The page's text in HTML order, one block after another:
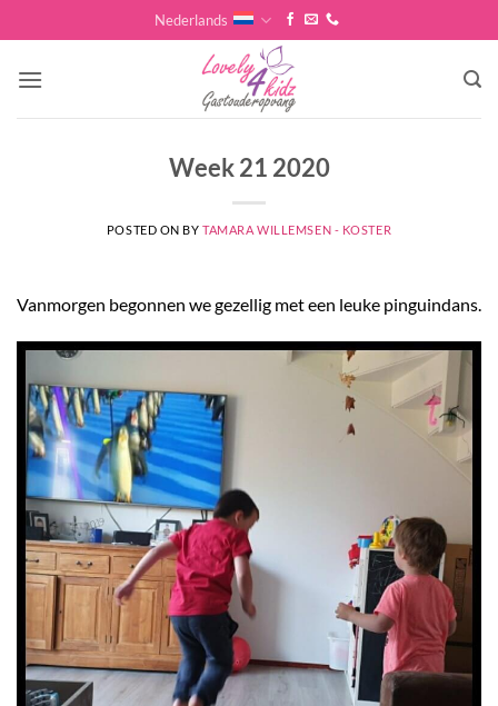
to
content
Nederlands
Week 21 2020
POSTED ON BYTAMARA WILLEMSEN - KOSTER
Vanmorgen begonnen we gezellig met een leuke pinguindans.